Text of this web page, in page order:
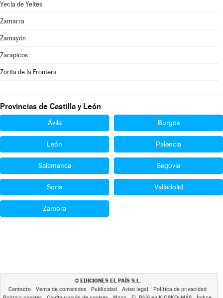
Yecla de Yeltes
Zamarra
Zamayón
Zarapicos
Zorita de la Frontera
Provincias de Castilla y León
Ávila Burgos
León Palencia
Salamanca Segovia
Soria Valladolid
Zamora
© EDICIONES EL PAÍS S.L.
Contacto Venta de contenidos Publicidad Aviso legal
Política de privacidad